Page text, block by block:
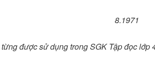
8.1971
từng được sử dụng trong SGK Tập đọc lớp